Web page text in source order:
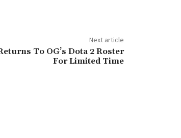
Next article
To OG’s Dota 2 Roster
For Limited Time